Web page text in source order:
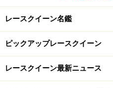
レースクイーン名鑑
ピックアップレースクイーン
レースクイーン最新ニュース